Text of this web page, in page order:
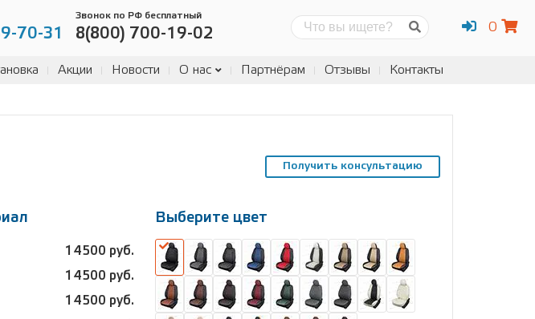
70-31
Звонок по РФ бесплатный
8(800) 700-19-02 0
Акции Новости О нас Партнёрам Отзывы Контакты
Получить консультацию
14500 руб.
14500 руб.
14500 руб.
Выберите цвет